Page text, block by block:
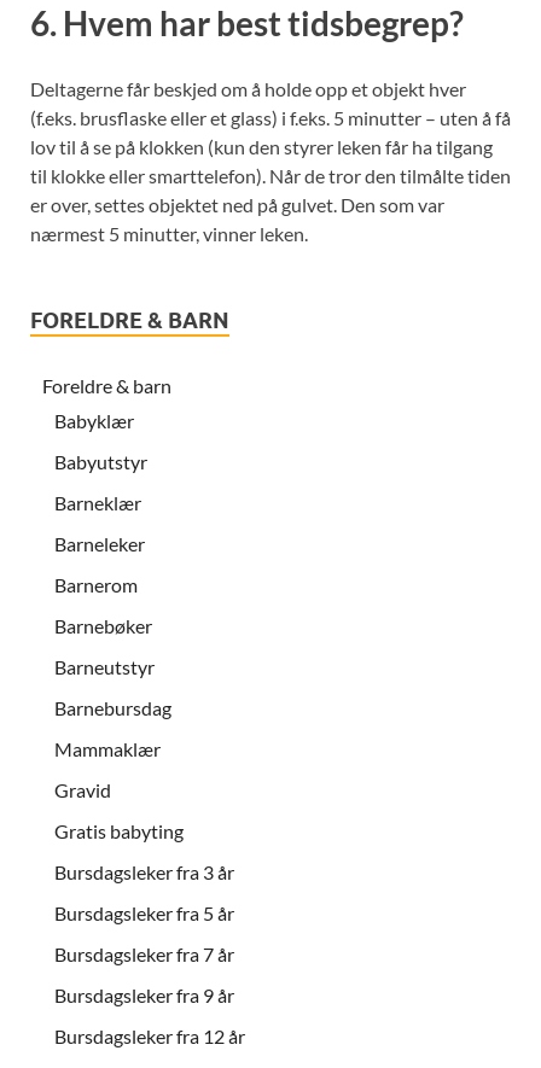
6. Hvem har best tidsbegrep?
Deltagerne får beskjed om å holde opp et objekt hver
(f.eks. brusflaske eller et glass) i f.eks. 5 minutter – uten å få
lov til å se på klokken (kun den styrer leken får ha tilgang
til klokke eller smarttelefon). Når de tror den tilmålte tiden
er over, settes objektet ned på gulvet. Den som var
nærmest 5 minutter, vinner leken.
FORELDRE & BARN
Foreldre & barn
Babyklær
Babyutstyr
Barneklær
Barneleker
Barnerom
Barnebøker
Barneutstyr
Barnebursdag
Mammaklær
Gravid
Gratis babyting
Bursdagsleker fra 3 år
Bursdagsleker fra 5 år
Bursdagsleker fra 7 år
Bursdagsleker fra 9 år
Bursdagsleker fra 12 år